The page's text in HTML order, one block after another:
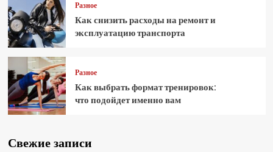
Разное
Как снизить расходы на ремонт и
эксплуатацию транспорта
Разное
Как выбрать формат тренировок:
что подойдет именно вам
Свежие записи